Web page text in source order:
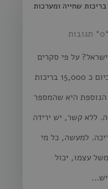
שחייה ומערכות
על פי סקרים
שונים, ההנחה היא שיש כיום כ 15,000 בריכות
היא שהמספר
ללא קשר, יש ירידה
למעשה, כל מי
עצמו, יכול